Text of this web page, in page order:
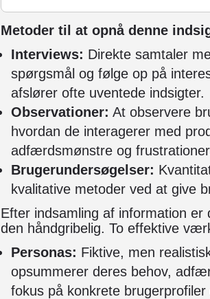
Metoder til at opnå denne
Interviews: Direkte samtaler
spørgsmål og følge op på
afslører ofte uventede indsigter.
Observationer: At observere
hvordan de interagerer med
adfærdsmønstre og
Brugerundersøgelser:
kvalitative metoder ved at give
Efter indsamling af information
den håndgribelig. To effektive
Personas: Fiktive, men
opsummerer deres behov,
fokus på konkrete